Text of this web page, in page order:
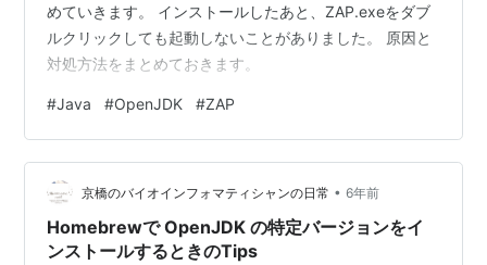
めていきます。 インストールしたあと、ZAP.exeをダブ
ルクリックしても起動しないことがありました。 原因と
対処方法をまとめておきます。
#Java #OpenJDK #ZAP
京橋のバイオインフォマティシャンの日常 • 6年前
Homebrewで OpenJDK の特定バージョンをイ
ンストールするときのTips